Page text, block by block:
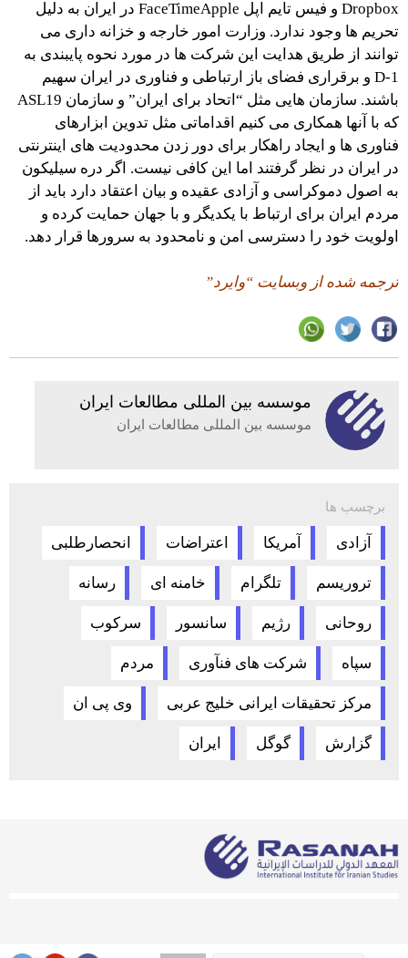
Dropbox و فیس تایم اپل FaceTimeApple در ایران به دلیل
تحریم ها وجود ندارد. وزارت امور خارجه و خزانه داری می
توانند از طریق هدایت این شرکت ها در مورد نحوه پایبندی به
D-1 و برقراری فضای باز ارتباطی و فناوری در ایران سهیم
باشند. سازمان هایی مثل “اتحاد برای ایران” و سازمان ASL19
که با آنها همکاری می کنیم اقداماتی مثل تدوین ابزارهای
فناوری ها و ایجاد راهکار برای دور زدن محدودیت های اینترنتی
در ایران در نظر گرفتند اما این کافی نیست. اگر دره سیلیکون
به اصول دموکراسی و آزادی عقیده و بیان اعتقاد دارد باید از
مردم ایران برای ارتباط با یکدیگر و با جهان حمایت کرده و
اولویت خود را دسترسی امن و نامحدود به سرورها قرار دهد.
ترجمه شده از وبسایت “وایرد”
موسسه بين المللى مطالعات ايران
موسسه بين المللى مطالعات ايران
برچسب ها
آزادی آمریکا اعتراضات انحصارطلبی
تروریسم تلگرام خامنه ای رسانه
روحانی رژیم سانسور سرکوب
سپاه شرکت های فنآوری مردم
مرکز تحقیقات ایرانی خلیج عربی وی پی ان
گزارش گوگل ​ایران